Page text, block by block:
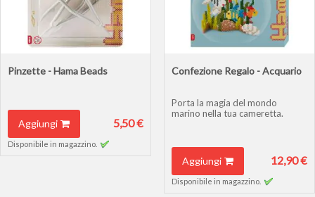
Pinzette - Hama Beads
Aggiungi 5,50 €
Disponibile in magazzino.
Confezione Regalo - Acquario
Porta la magia del mondo
marino nella tua cameretta.
Aggiungi 12,90 €
Disponibile in magazzino.